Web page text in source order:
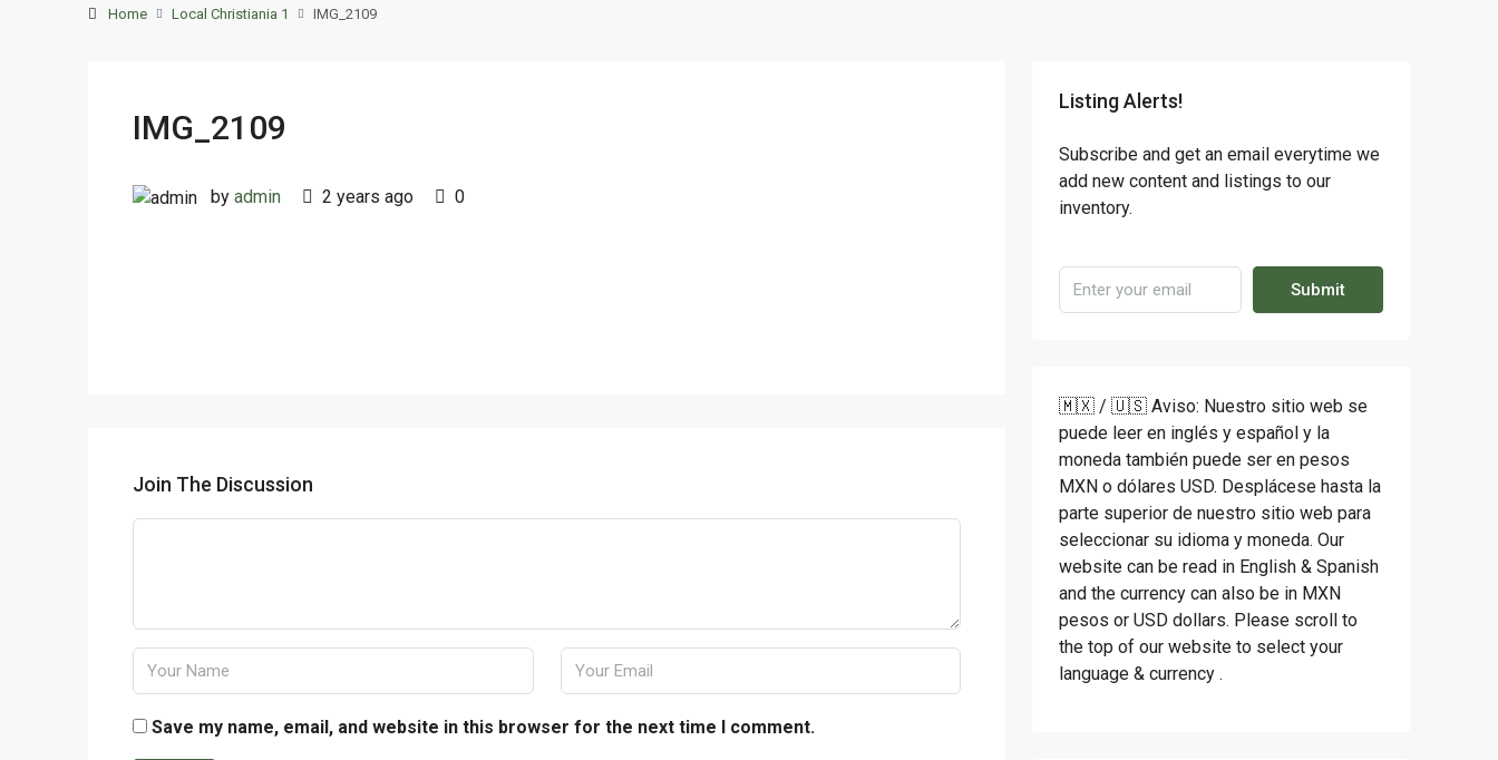
Home Local Christiania 1 IMG_2109
IMG_2109
by admin 2 years ago 0
Join The Discussion
Save my name, email, and website in this browser for the next time I comment.
Listing Alerts!
Subscribe and get an email everytime we
add new content and listings to our
inventory.
Submit
🇲🇽 / 🇺🇸 Aviso: Nuestro sitio web se
puede leer en inglés y español y la
moneda también puede ser en pesos
MXN o dólares USD. Desplácese hasta la
parte superior de nuestro sitio web para
seleccionar su idioma y moneda. Our
website can be read in English & Spanish
and the currency can also be in MXN
pesos or USD dollars. Please scroll to
the top of our website to select your
language & currency .